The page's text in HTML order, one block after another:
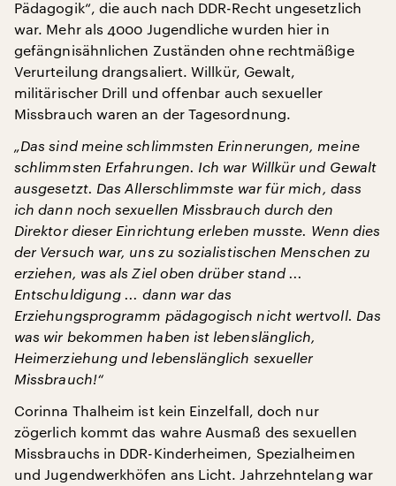
Pädagogik“, die auch nach DDR-Recht ungesetzlich
war. Mehr als 4000 Jugendliche wurden hier in
gefängnisähnlichen Zuständen ohne rechtmäßige
Verurteilung drangsaliert. Willkür, Gewalt,
militärischer Drill und offenbar auch sexueller
Missbrauch waren an der Tagesordnung.
„Das sind meine schlimmsten Erinnerungen, meine
schlimmsten Erfahrungen. Ich war Willkür und Gewalt
ausgesetzt. Das Allerschlimmste war für mich, dass
ich dann noch sexuellen Missbrauch durch den
Direktor dieser Einrichtung erleben musste. Wenn dies
der Versuch war, uns zu sozialistischen Menschen zu
erziehen, was als Ziel oben drüber stand ...
Entschuldigung ... dann war das
Erziehungsprogramm pädagogisch nicht wertvoll. Das
was wir bekommen haben ist lebenslänglich,
Heimerziehung und lebenslänglich sexueller
Missbrauch!“
Corinna Thalheim ist kein Einzelfall, doch nur
zögerlich kommt das wahre Ausmaß des sexuellen
Missbrauchs in DDR-Kinderheimen, Spezialheimen
und Jugendwerkhöfen ans Licht. Jahrzehntelang war